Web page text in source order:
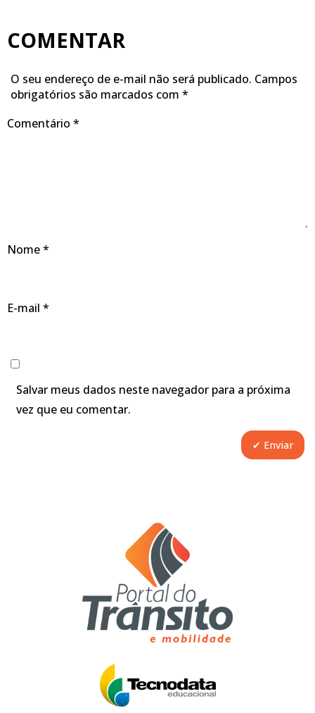
COMENTAR
O seu endereço de e-mail não será publicado. Campos
obrigatórios são marcados com *
Comentário *
Nome*
E-mail *
Salvar meus dados neste navegador para a próxima
vez que eu comentar.